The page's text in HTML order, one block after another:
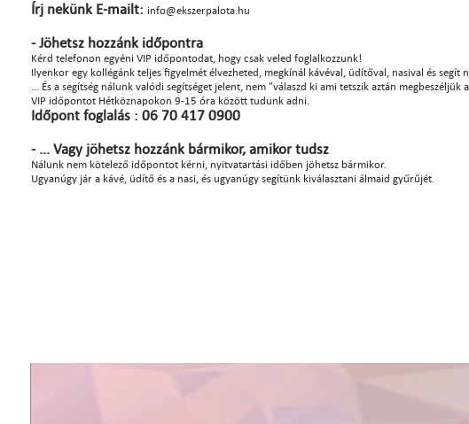
Írj nekünk E-mailt: info@ekszerpalota.hu
- Jöhetsz hozzánk időpontra
Kérd telefonon egyéni VIP időpontodat, hogy csak veled foglalkozzunk!
Ilyenkor egy kollégánk teljes figyelmét élvezheted, megkínál kávéval, üdítőval, nasival és segít
... És a segítség nálunk valódi segítséget jelent, nem "válaszd ki ami tetszik aztán megbeszéljük
VIP időpontot Hétköznapokon 9-15 óra között tudunk adni.
Időpont foglalás : 06 70 417 0900
- ... Vagy jöhetsz hozzánk bármikor, amikor tudsz
Nálunk nem kötelező időpontot kérni, nyitvatartási időben jöhetsz bármikor.
Ugyanúgy jár a kávé, üdítő és a nasi, és ugyanúgy segítünk kiválasztani álmaid gyűrűjét.